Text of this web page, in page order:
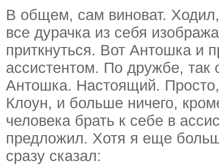
В общем, сам виноват.
все дурачка из себя
приткнуться. Вот Антошка и
ассистентом. По дружбе, так
Антошка. Настоящий. Просто,
Клоун, и больше ничего,
человека брать к себе в
предложил. Хотя я еще
сразу сказал: